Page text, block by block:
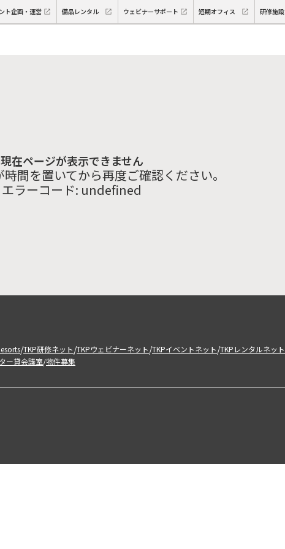
ト企画・運営 備品レンタル ウェビナーサポート 短期オフィス 研修施設
現在ページが表示できません
間を置いてから再度ご確認ください。
エラーコード: undefined
/TKP研修ネット/TKPウェビナーネット/TKPイベントネット/TKPレンタルネット
ー貸会議室/物件募集